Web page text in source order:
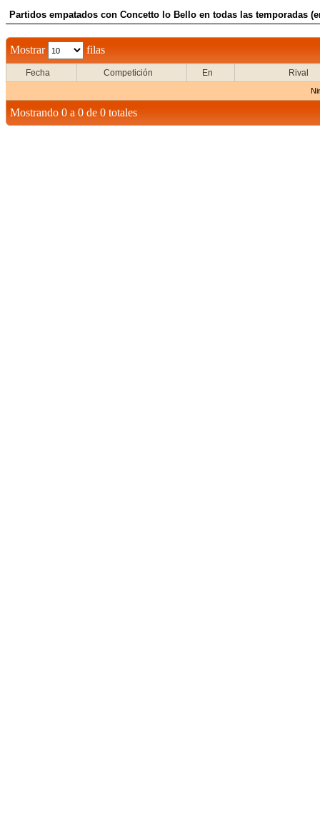
Partidos empatados con Concetto lo Bello en todas las temporadas
Mostrar filas
Fecha Competición En Rival
Mostrando 0 a 0 de 0 totales